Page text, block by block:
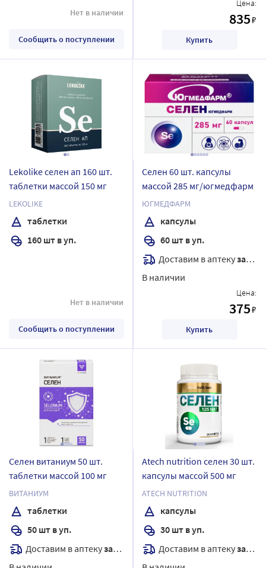
Нет в наличии
Сообщить о поступлении
Цена:
835₽
Купить
Lekolike селен ап 160 шт.
таблетки массой 150 мг
LEKOLIKE
таблетки
160 шт в уп.
Нет в наличии
Сообщить о поступлении
Селен 60 шт. капсулы
массой 285 мг/югмедфарм
ЮГМЕДФАРМ
капсулы
60 шт в уп.
Доставим в аптекузавтра
В наличии
Цена:
375₽
Купить
Селен витаниум 50 шт.
таблетки массой 100 мг
ВИТАНИУМ
таблетки
50 шт в уп.
Доставим в аптекузавтра
Atech nutrition селен 30 шт.
капсулы массой 500 мг
ATECH NUTRITION
капсулы
30 шт в уп.
Доставим в аптекузавтра